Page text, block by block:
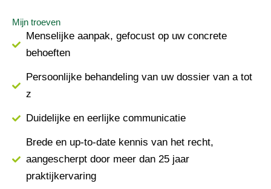
Mijn troeven
Menselijke aanpak, gefocust op uw concrete
behoeften
Persoonlijke behandeling van uw dossier van a tot
z
Duidelijke en eerlijke communicatie
Brede en up-to-date kennis van het recht,
aangescherpt door meer dan 25 jaar
praktijkervaring